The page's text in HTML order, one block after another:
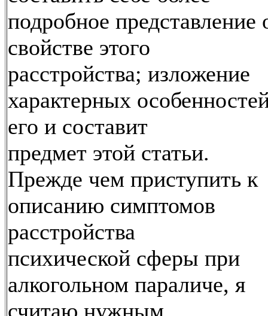
подробное представление
свойстве этого
расстройства; изложение
характерных
его и составит
предмет этой статьи.
Прежде чем приступить к
описанию симптомов
расстройства
психической сферы при
алкогольном параличе, я
считаю нужным